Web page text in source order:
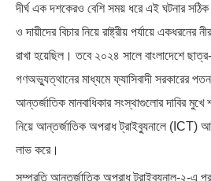
দীর্ঘ এক দশকেরও বেশি সময় ধরে এই ঘটনার
ও দায়ীদের বিচার নিয়ে রাষ্ট্রীয় পর্যায়ে
রাখা হয়েছিল। তবে ২০২৪ সালে বাংলাদেশে
গণঅভ্যুত্থানের মাধ্যমে ফ্যাসিবাদী সরকারের
আন্তর্জাতিক মানবাধিকার সংস্থাগুলোর দাবির মুখে
নিয়ে আন্তর্জাতিক অপরাধ ট্রাইব্যুনালে (ICT)
লাভ করে।
সম্প্রতি আন্তর্জাতিক অপরাধ ট্রাইব্যুনাল-২-এ